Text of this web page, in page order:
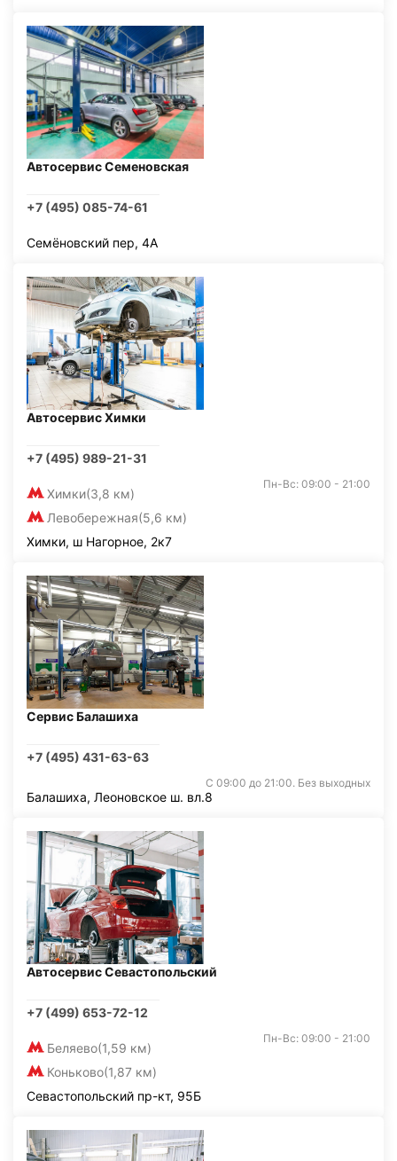
Автосервис Семеновская
+7 (495) 085-74-61
Семёновский пер, 4А
Автосервис Химки
+7 (495) 989-21-31
Химки(3,8 км)
Левобережная(5,6 км)
Пн-Вс: 09:00 - 21:00
Химки, ш Нагорное, 2к7
Сервис Балашиха
+7 (495) 431-63-63
С 09:00 до 21:00. Без выходных
Балашиха, Леоновское ш. вл.8
Автосервис Севастопольский
+7 (499) 653-72-12
Беляево(1,59 км)
Коньково(1,87 км)
Пн-Вс: 09:00 - 21:00
Севастопольский пр-кт, 95Б